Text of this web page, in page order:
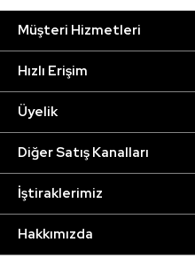
Müşteri Hizmetleri
Hızlı Erişim
Üyelik
Diğer Satış Kanalları
İştiraklerimiz
Hakkımızda